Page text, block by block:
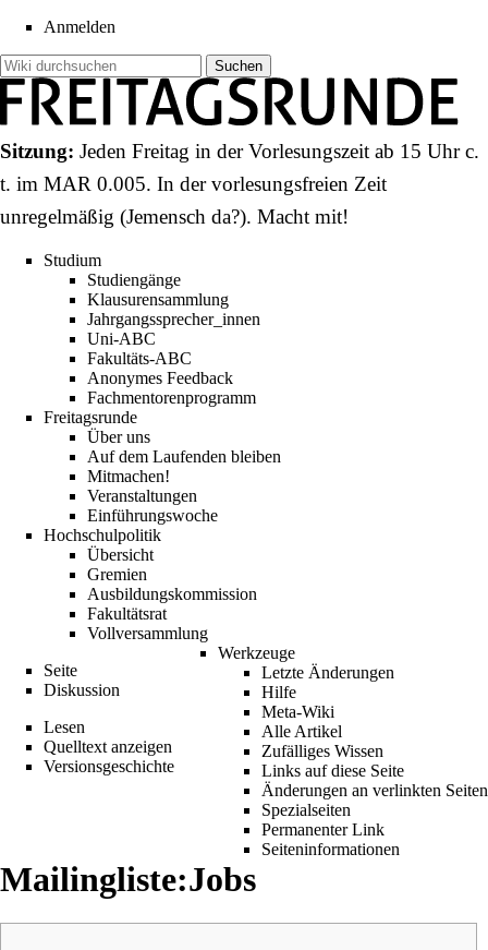
Anmelden
Sitzung: Jeden Freitag in der Vorlesungszeit ab 15 Uhr c.
t. im MAR 0.005. In der vorlesungsfreien Zeit
unregelmäßig (Jemensch da?). Macht mit!
Studium
Studiengänge
Klausurensammlung
Jahrgangssprecher_innen
Uni-ABC
Fakultäts-ABC
Anonymes Feedback
Fachmentorenprogramm
Freitagsrunde
Über uns
Auf dem Laufenden bleiben
Mitmachen!
Veranstaltungen
Einführungswoche
Hochschulpolitik
Übersicht
Gremien
Ausbildungskommission
Fakultätsrat
Vollversammlung
Werkzeuge
Letzte Änderungen
Hilfe
Meta-Wiki
Alle Artikel
Zufälliges Wissen
Links auf diese Seite
Änderungen an verlinkten Seiten
Spezialseiten
Permanenter Link
Seiten­informationen
Seite
Diskussion
Lesen
Quelltext anzeigen
Versionsgeschichte
Mailingliste:Jobs